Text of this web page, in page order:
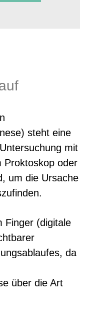
steht eine
mit
Proktoskop oder
um die Ursache
Finger (digitale
da
über die Art